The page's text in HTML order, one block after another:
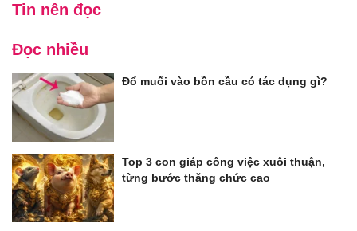
Tin nên đọc
Đọc nhiều
Đổ muối vào bồn cầu có tác dụng gì?
Top 3 con giáp công việc xuôi thuận,
từng bước thăng chức cao